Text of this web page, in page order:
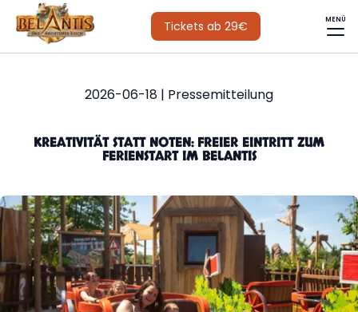
Tickets ab 29€ MENÜ
2026-06-18 | Pressemitteilung
KREATIVITÄT STATT NOTEN: FREIER EINTRITT ZUM
FERIENSTART IM BELANTIS